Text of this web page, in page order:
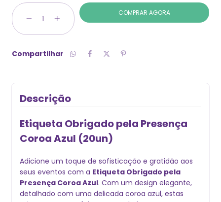
Compartilhar
Descrição
Etiqueta Obrigado pela Presença
Coroa Azul (20un)
Adicione um toque de sofisticação e gratidão aos
seus eventos com a Etiqueta Obrigado pela
Presença Coroa Azul. Com um design elegante,
detalhado com uma delicada coroa azul, estas